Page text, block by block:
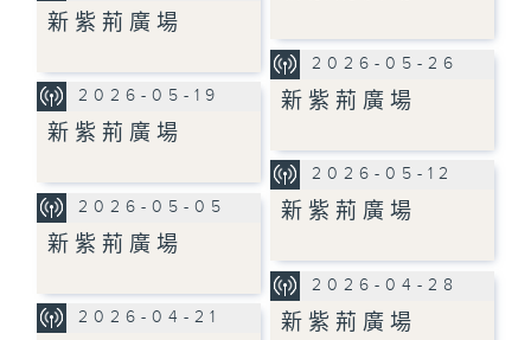
新紫荊廣場
2026-05-26
新紫荊廣場
2026-05-19
新紫荊廣場
2026-05-12
新紫荊廣場
2026-05-05
新紫荊廣場
2026-04-28
新紫荊廣場
2026-04-21